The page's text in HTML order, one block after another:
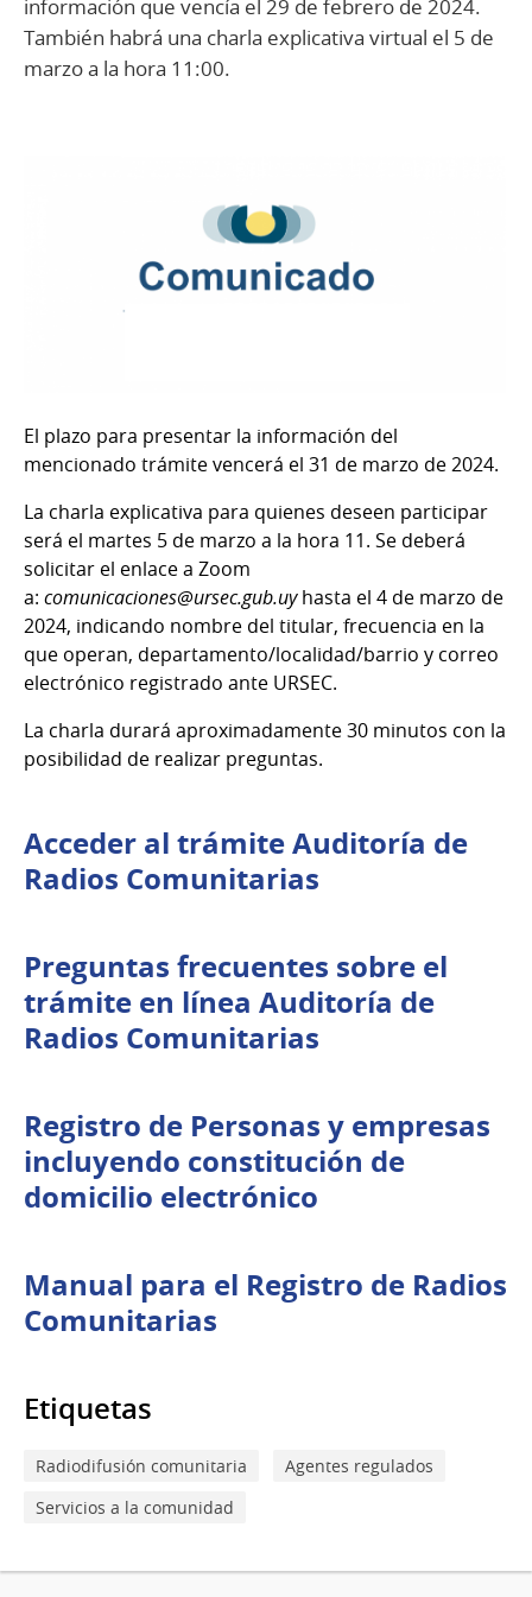
información que vencía el 29 de febrero de 2024.
También habrá una charla explicativa virtual el 5 de
marzo a la hora 11:00.
El plazo para presentar la información del
mencionado trámite vencerá el 31 de marzo de 2024.
La charla explicativa para quienes deseen participar
será el martes 5 de marzo a la hora 11. Se deberá
solicitar el enlace a Zoom
a: comunicaciones@ursec.gub.uyhasta el 4 de marzo de
2024, indicando nombre del titular, frecuencia en la
que operan, departamento/localidad/barrio y correo
electrónico registrado ante URSEC.
La charla durará aproximadamente 30 minutos con la
posibilidad de realizar preguntas.
Acceder al trámite Auditoría de
Radios Comunitarias
Preguntas frecuentes sobre el
trámite en línea Auditoría de
Radios Comunitarias
Registro de Personas y empresas
incluyendo constitución de
domicilio electrónico
Manual para el Registro de Radios
Comunitarias
Etiquetas
Radiodifusión comunitaria
Agentes regulados
Servicios a la comunidad